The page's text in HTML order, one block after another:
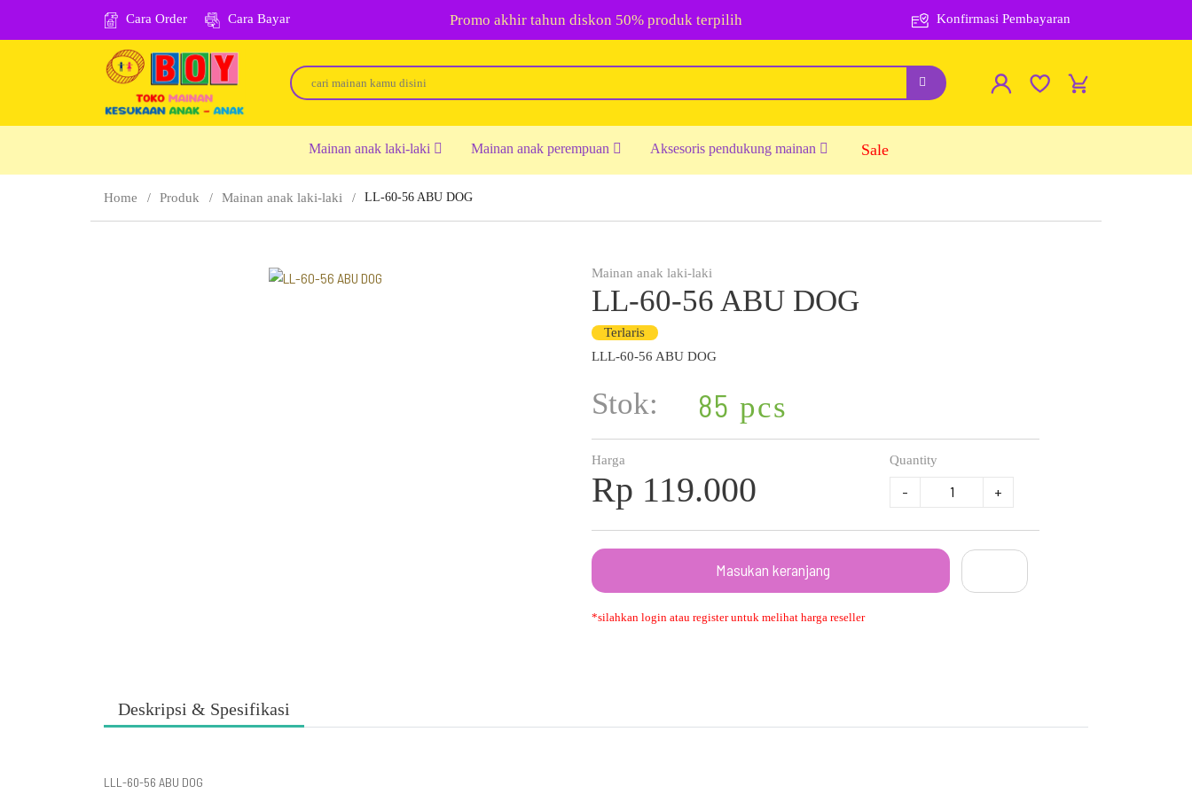
Cara Order Cara Bayar Promo akhir tahun diskon 50% produk terpilih Konfirmasi Pembayaran
Mainan anak laki-laki Mainan anak perempuan Aksesoris pendukung mainan Sale
Home Produk Mainan anak laki-laki LL-60-56 ABU DOG
Mainan anak laki-laki
LL-60-56 ABU DOG
Terlaris
LLL-60-56 ABU DOG
Stok: 85 pcs
Harga
Rp 119.000
Quantity
- +
Masukan keranjang
*silahkan login atau register untuk melihat harga reseller
Deskripsi & Spesifikasi
LLL-60-56 ABU DOG